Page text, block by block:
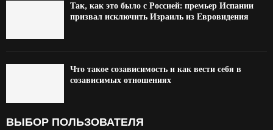
Так, как это было с Россией: премьер Испании
призвал исключить Израиль из Евровидения
Что такое созависимость и как вести себя в
созависимых отношениях
ВЫБОР ПОЛЬЗОВАТЕЛЯ